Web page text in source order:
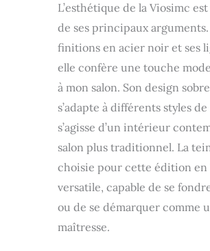
votre
est
d'art qui
famille
heures
de
Cette
L’esthétique de la Viosimc
de ses principaux arguments.
finitions en acier noir et ses
elle confère une touche
à mon salon. Son design
s’adapte à différents styles
s’agisse d’un intérieur
salon plus traditionnel. La
choisie pour cette édition
versatile, capable de se
ou de se démarquer comme
maîtresse.